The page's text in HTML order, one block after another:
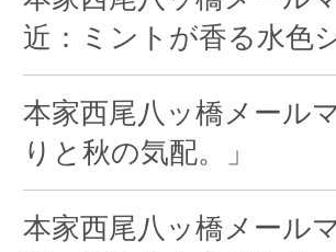
近：ミントが香る水色
本家西尾八ッ橋メール
りと秋の気配。」
本家西尾八ッ橋メール